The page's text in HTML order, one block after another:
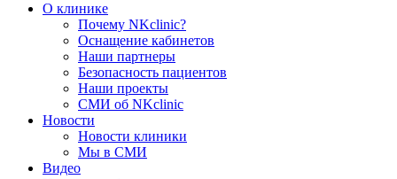
О клинике
Почему NKclinic?
Оснащение кабинетов
Наши партнеры
Безопасность пациентов
Наши проекты
СМИ об NKclinic
Новости
Новости клиники
Мы в СМИ
Видео